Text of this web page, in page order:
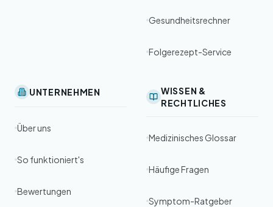
Gesundheitsrechner
Folgerezept-Service
UNTERNEHMEN
Über uns
So funktioniert's
Bewertungen
WISSEN &
RECHTLICHES
Medizinisches Glossar
Häufige Fragen
Symptom-Ratgeber